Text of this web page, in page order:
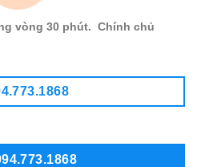
vòng 30 phút. Chính chủ